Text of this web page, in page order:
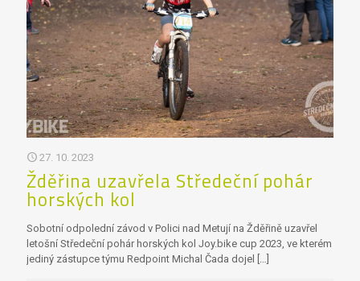
27. 10. 2023
Žděřina uzavřela Středeční pohár
horských kol
Sobotní odpolední závod v Polici nad Metují na Žděřině uzavřel
letošní Středeční pohár horských kol Joy.bike cup 2023, ve kterém
jediný zástupce týmu Redpoint Michal Čada dojel […]